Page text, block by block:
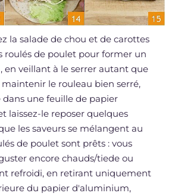
la salade de chou et de carottes
roulés de poulet pour former un
en veillant à le serrer autant que
maintenir le rouleau bien serré,
une feuille de papier
laissez-le reposer quelques
les saveurs se mélangent au
de poulet sont prêts : vous
encore chauds/tiede ou
refroidi, en retirant uniquement
du papier d'aluminium,